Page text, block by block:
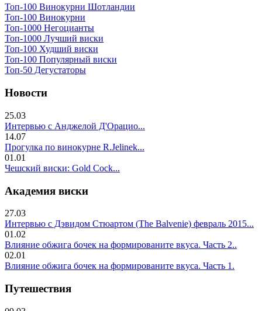
Топ-100 Винокурни Шотландии
Топ-100 Винокурни
Топ-1000 Негоцианты
Топ-1000 Лучший виски
Топ-100 Худший виски
Топ-100 Популярный виски
Топ-50 Дегустаторы
Новости
25.03
Интервью с Анджелой Д'Орацио...
14.07
Прогулка по винокурне R.Jelinek...
01.01
Чешский виски: Gold Cock...
Академия виски
27.03
Интервью с Дэвидом Стюартом (The Balvenie) февраль 2015...
01.02
Влияние обжига бочек на формированите вкуса. Часть 2..
02.01
Влияние обжига бочек на формированите вкуса. Часть 1.
Путешествия